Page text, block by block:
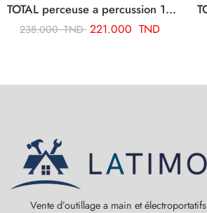
TOTAL perceuse a percussion 13mm-1010w TG111136
238.000TND 221.000 TND
Vente d’outillage a main et électroportatifs